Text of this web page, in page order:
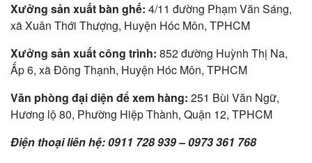
Xưởng sản xuất bàn ghế: 4/11 đường Phạm Văn Sáng,
xã Xuân Thới Thượng, Huyện Hóc Môn, TPHCM
Xưởng sản xuất công trình: 852 đường Huỳnh Thị Na,
Ấp 6, xã Đông Thạnh, Huyện Hóc Môn, TPHCM
Văn phòng đại diện để xem hàng: 251 Bùi Văn Ngữ,
Hương lộ 80, Phường Hiệp Thành, Quận 12, TPHCM
Điện thoại liên hệ: 0911 728 939 – 0973 361 768